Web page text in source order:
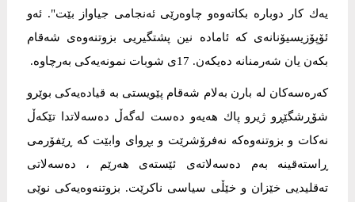
یەك كار دوبارە بكاتەوەو چاوەرێی ئەنجامی جیاواز بێت". ئەو
ئۆپۆزیسیۆنانەی كە ئامادە نین پشتگیریی بزوتنەوەی شەقام
بكەن یان شەرمنانە دەیكەن. 17ی شوبات نمونەیەكی بەرچاوە.
كەرەسەكان لە بارن بەلام شەقام پێویستی بە قیادەیەكی بوێرو
شۆڕشگێڕو ژیرو پاك هەیەو دەست لەگەڵ دەسەلاتدا تێكەڵ
نەكات و بزوتنەوەكە نەفرۆشرێت و بڕوای وابێت كە ڕێفۆرمی
ڕاستەقینە بەم دەسەلاتەی ئێستەی هەرێم ، دەسەلاتی
تەقلیدیی خێزان و خێڵی سیاسی ناكرێت. بزوتنەوەیەكی نوێی